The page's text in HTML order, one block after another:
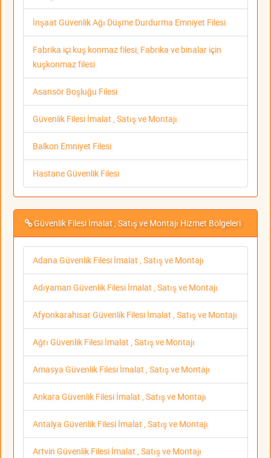
İnşaat Güvenlik Ağı Düşme Durdurma Emniyet Filesi
Fabrika içi kuş konmaz filesi, Fabrika ve binalar için
kuşkonmaz filesi
Asansör Boşluğu Filesi
Güvenlik Filesi İmalat , Satış ve Montajı
Balkon Emniyet Filesi
Hastane Güvenlik Filesi
Güvenlik Filesi İmalat , Satış ve Montajı Hizmet Bölgeleri
Adana Güvenlik Filesi İmalat , Satış ve Montajı
Adıyaman Güvenlik Filesi İmalat , Satış ve Montajı
Afyonkarahisar Güvenlik Filesi İmalat , Satış ve Montajı
Ağrı Güvenlik Filesi İmalat , Satış ve Montajı
Amasya Güvenlik Filesi İmalat , Satış ve Montajı
Ankara Güvenlik Filesi İmalat , Satış ve Montajı
Antalya Güvenlik Filesi İmalat , Satış ve Montajı
Artvin Güvenlik Filesi İmalat , Satış ve Montajı